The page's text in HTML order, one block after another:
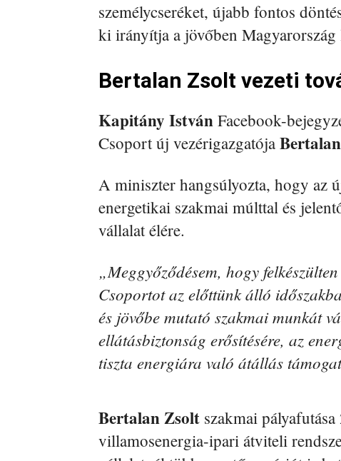
személycseréket, újabb fontos
ki irányítja a jövőben
Bertalan Zsolt vezeti
Kapitány István Facebook-
Csoport új vezérigazgatója
A miniszter hangsúlyozta, hogy az
energetikai szakmai múlttal és
vállalat élére.
„Meggyőződésem, hogy
Csoportot az előttünk álló
és jövőbe mutató szakmai munkát
ellátásbiztonság erősítésére, az
tiszta energiára való átállás
Bertalan Zsolt szakmai
villamosenergia-ipari átviteli